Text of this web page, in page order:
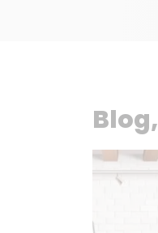
Blog,